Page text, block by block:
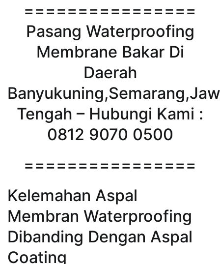
================
Pasang Waterproofing
Membrane Bakar Di
Daerah
Tengah – Hubungi Kami :
0812 9070 0500
================
Kelemahan Aspal
Membran Waterproofing
Dibanding Dengan Aspal
Coating